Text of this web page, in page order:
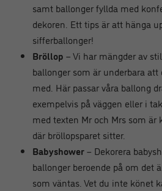
samt ballonger fyllda med
dekoren. Ett tips är att hänga
sifferballonger!
Bröllop – Vi har mängder av
ballonger som är underbara
med. Här passar våra ballong
exempelvis på väggen eller i
med texten Mr och Mrs som
där bröllopsparet sitter.
Babyshower– Dekorera
ballonger beroende på om det
som väntas. Vet du inte könet